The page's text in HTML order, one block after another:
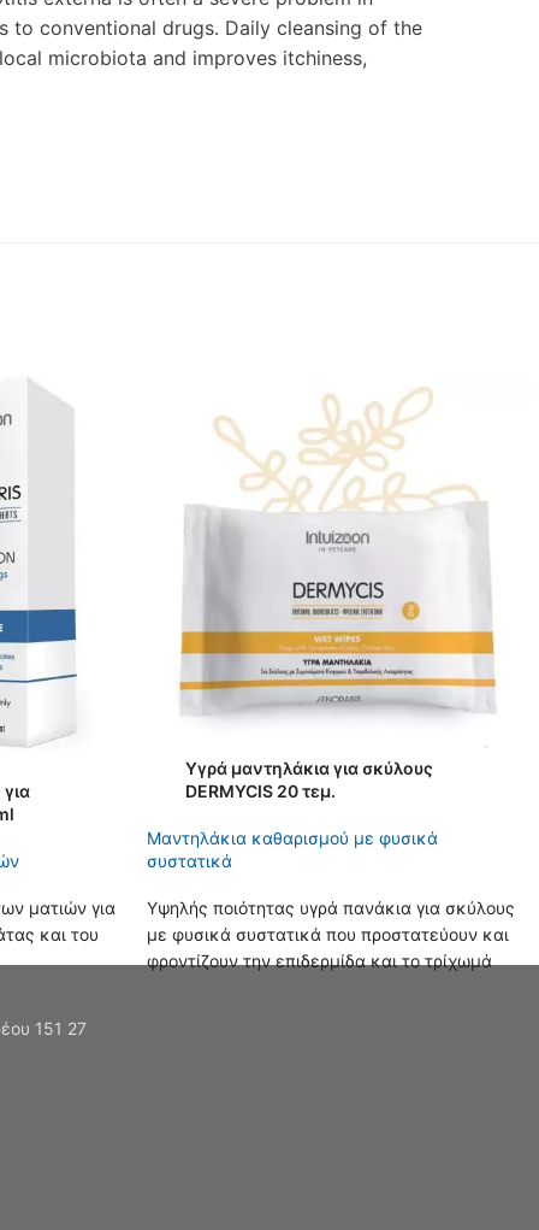
to conventional drugs. Daily cleansing of the
microbiota and improves itchiness,
ματιών για
και του
Υγρά μαντηλάκια για σκύλους
DERMYCIS 20 τεμ.
Μαντηλάκια καθαρισμού με φυσικά
συστατικά
Υψηλής ποιότητας υγρά πανάκια για σκύλους
με φυσικά συστατικά που προστατεύουν και
φροντίζουν την επιδερμίδα και το τρίχωμά
151 27